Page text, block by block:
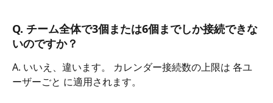
Q. チーム全体で3個または6個までしか接続できな
いのですか？
A. いいえ、違います。 カレンダー接続数の上限は 各ユ
ーザーごと に適用されます。